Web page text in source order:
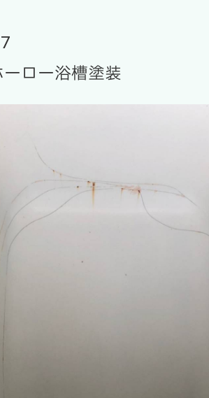
ーロー浴槽塗装